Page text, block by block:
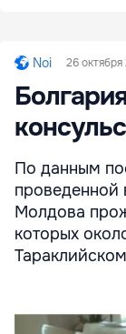
Noi 26 октября
По данным
проведенной
Молдова
которых